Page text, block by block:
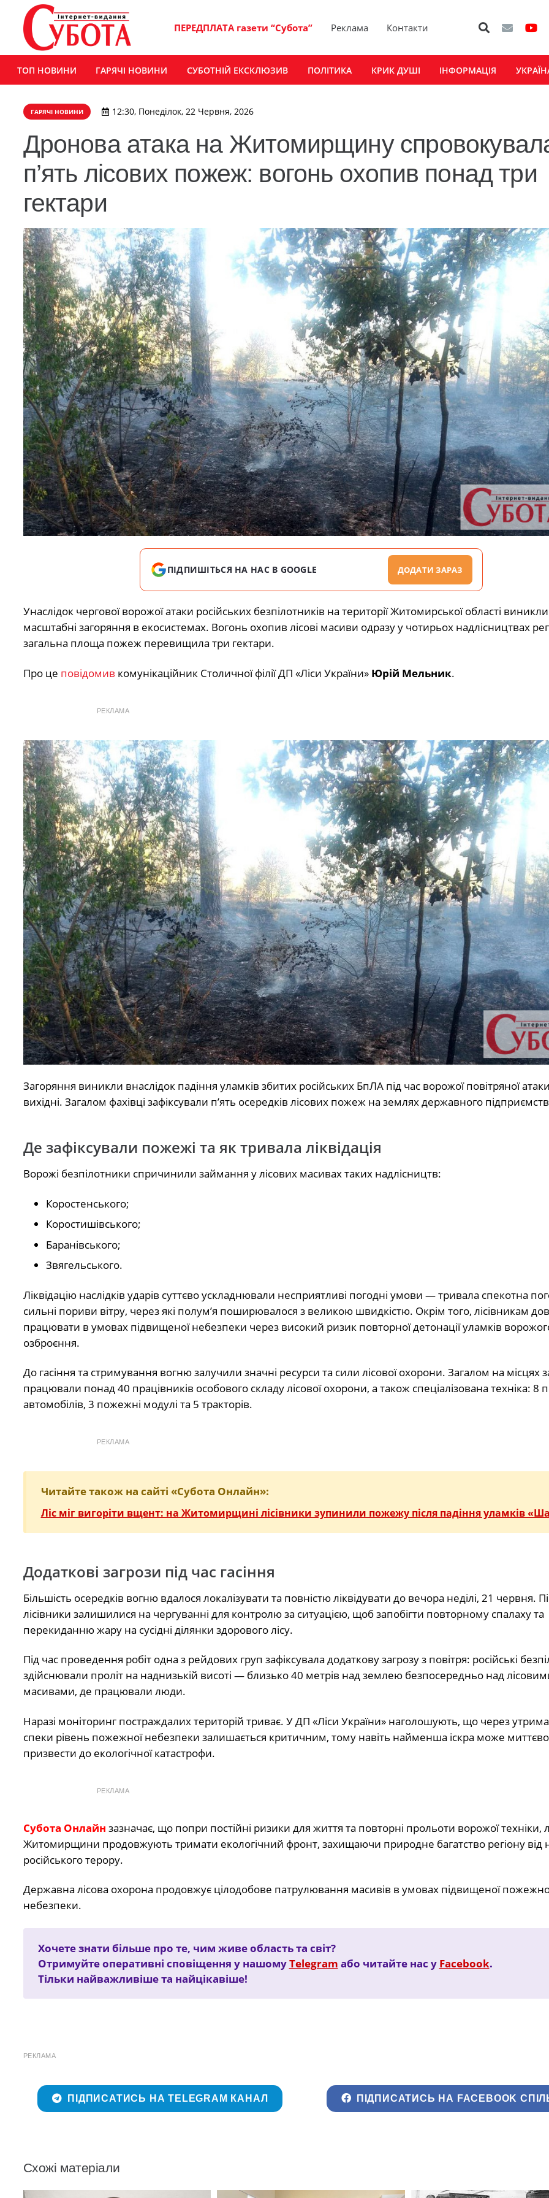
ПЕРЕДПЛАТА газети “Субота” Реклама Контакти
ТОП НОВИНИ ГАРЯЧІ НОВИНИ СУБОТНІЙ ЕКСКЛЮЗИВ ПОЛІТИКА КРИК ДУШІ ІНФОРМАЦІЯ
ГАРЯЧІ НОВИНИ 12:30, Понеділок, 22 Червня, 2026
Дронова атака на Житомирщину
п’ять лісових пожеж: вогонь охопив понад три
гектари
ПІДПИШІТЬСЯ НА НАС В GOOGLE ДОДАТИ ЗАРАЗ
Унаслідок чергової ворожої атаки російських безпілотників на території Житомирської області виникли
масштабні загоряння в екосистемах. Вогонь охопив лісові масиви одразу у чотирьох надлісництвах
загальна площа пожеж перевищила три гектари.
Про це повідомив комунікаційник Столичної філії ДП «Ліси України» Юрій Мельник.
РЕКЛАМА
Загоряння виникли внаслідок падіння уламків збитих російських БпЛА під час ворожої повітряної
вихідні. Загалом фахівці зафіксували п’ять осередків лісових пожеж на землях державного
Де зафіксували пожежі та як тривала ліквідація
Ворожі безпілотники спричинили займання у лісових масивах таких надлісництв:
Коростенського;
Коростишівського;
Баранівського;
Звягельського.
Ліквідацію наслідків ударів суттєво ускладнювали несприятливі погодні умови — тривала спекотна
сильні пориви вітру, через які полум’я поширювалося з великою швидкістю. Окрім того, лісівникам
працювати в умовах підвищеної небезпеки через високий ризик повторної детонації уламків
озброєння.
До гасіння та стримування вогню залучили значні ресурси та сили лісової охорони. Загалом на місцях
працювали понад 40 працівників особового складу лісової охорони, а також спеціалізована техніка:
автомобілів, 3 пожежні модулі та 5 тракторів.
РЕКЛАМА
Читайте також на сайті «Субота Онлайн»:
Ліс міг вигоріти вщент: на Житомирщині лісівники зупинили пожежу після падіння уламків
Додаткові загрози під час гасіння
Більшість осередків вогню вдалося локалізувати та повністю ліквідувати до вечора неділі, 21 червня.
лісівники залишилися на чергуванні для контролю за ситуацією, щоб запобігти повторному спалаху та
перекиданню жару на сусідні ділянки здорового лісу.
Під час проведення робіт одна з рейдових груп зафіксувала додаткову загрозу з повітря: російські
здійснювали проліт на наднизькій висоті — близько 40 метрів над землею безпосередньо над
масивами, де працювали люди.
Наразі моніторинг постраждалих територій триває. У ДП «Ліси України» наголошують, що через
спеки рівень пожежної небезпеки залишається критичним, тому навіть найменша іскра може миттєво
призвести до екологічної катастрофи.
РЕКЛАМА
Субота Онлайн зазначає, що попри постійні ризики для життя та повторні прольоти ворожої техніки,
Житомирщини продовжують тримати екологічний фронт, захищаючи природне багатство регіону від
російського терору.
Державна лісова охорона продовжує цілодобове патрулювання масивів в умовах підвищеної
небезпеки.
Хочете знати більше про те, чим живе область та світ?
Отримуйте оперативні сповіщення у нашомуTelegram або читайте нас у Facebook.
Тільки найважливіше та найцікавіше!
РЕКЛАМА
ПІДПИСАТИСЬ НА TELEGRAM КАНАЛ ПІДПИСАТИСЬ НА FACEBOOK
Схожі матеріали